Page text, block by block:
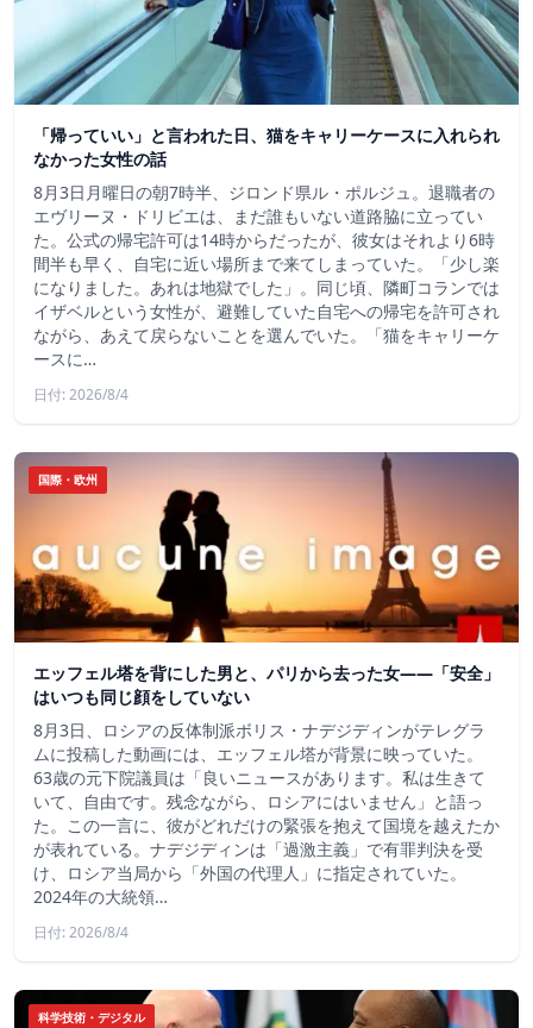
「帰っていい」と言われた日、猫をキャリーケースに入れられ
なかった女性の話
8月3日月曜日の朝7時半、ジロンド県ル・ポルジュ。退職者の
エヴリーヌ・ドリビエは、まだ誰もいない道路脇に立ってい
た。公式の帰宅許可は14時からだったが、彼女はそれより6時
間半も早く、自宅に近い場所まで来てしまっていた。「少し楽
になりました。あれは地獄でした」。同じ頃、隣町コランでは
イザベルという女性が、避難していた自宅への帰宅を許可され
ながら、あえて戻らないことを選んでいた。「猫をキャリーケ
ースに…
日付: 2026/8/4
国際・欧州
エッフェル塔を背にした男と、パリから去った女——「安全」
はいつも同じ顔をしていない
8月3日、ロシアの反体制派ボリス・ナデジディンがテレグラ
ムに投稿した動画には、エッフェル塔が背景に映っていた。
63歳の元下院議員は「良いニュースがあります。私は生きて
いて、自由です。残念ながら、ロシアにはいません」と語っ
た。この一言に、彼がどれだけの緊張を抱えて国境を越えたか
が表れている。ナデジディンは「過激主義」で有罪判決を受
け、ロシア当局から「外国の代理人」に指定されていた。
2024年の大統領…
日付: 2026/8/4
科学技術・デジタル